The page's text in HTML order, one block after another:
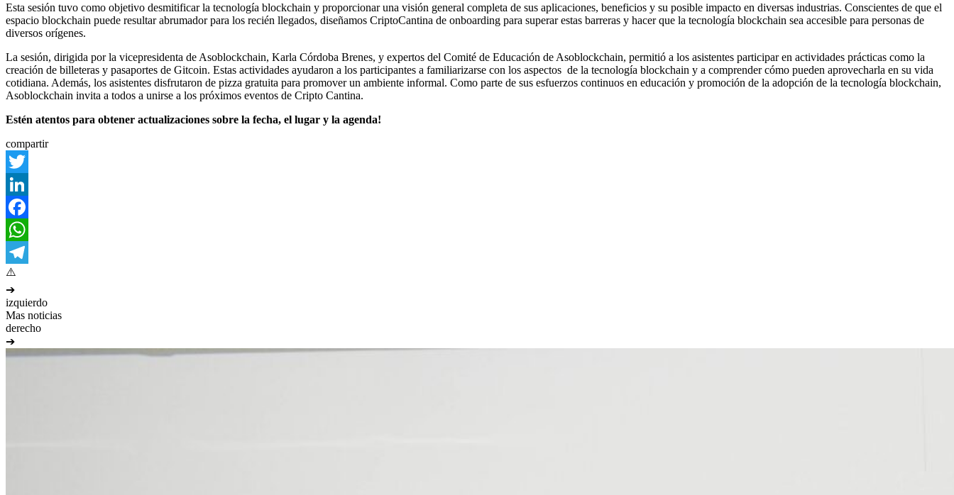
Esta sesión tuvo como objetivo desmitificar la tecnología blockchain y proporcionar una visión general completa de sus aplicaciones, beneficios y su posible impacto en diversas industrias. Conscientes de que el
espacio blockchain puede resultar abrumador para los recién llegados, diseñamos CriptoCantina de onboarding para superar estas barreras y hacer que la tecnología blockchain sea accesible para personas de
diversos orígenes.
La sesión, dirigida por la vicepresidenta de Asoblockchain, Karla Córdoba Brenes, y expertos del Comité de Educación de Asoblockchain, permitió a los asistentes participar en actividades prácticas como la
creación de billeteras y pasaportes de Gitcoin. Estas actividades ayudaron a los participantes a familiarizarse con los aspectos de la tecnología blockchain y a comprender cómo pueden aprovecharla en su vida
cotidiana. Además, los asistentes disfrutaron de pizza gratuita para promover un ambiente informal. Como parte de sus esfuerzos continuos en educación y promoción de la adopción de la tecnología blockchain,
Asoblockchain invita a todos a unirse a los próximos eventos de Cripto Cantina.
Estén atentos para obtener actualizaciones sobre la fecha, el lugar y la agenda!
compartir
Twitter
LinkedIn
Facebook
WhatsApp
Telegram
➔
izquierdo
Mas noticias
derecho
➔